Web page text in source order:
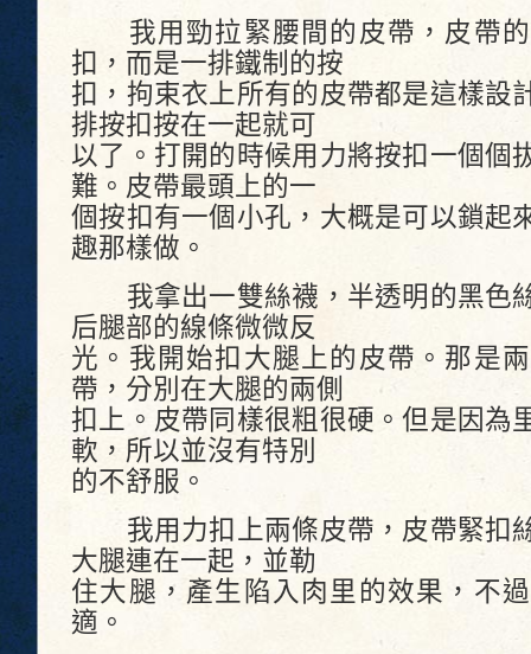
我用勁拉緊腰間的皮帶，皮帶的
扣，而是一排鐵制的按
扣，拘束衣上所有的皮帶都是這樣設
排按扣按在一起就可
以了。打開的時候用力將按扣一個個
難。皮帶最頭上的一
個按扣有一個小孔，大概是可以鎖起
趣那樣做。
我拿出一雙絲襪，半透明的黑色
后腿部的線條微微反
光。我開始扣大腿上的皮帶。那是
帶，分別在大腿的兩側
扣上。皮帶同樣很粗很硬。但是因為
軟，所以並沒有特別
的不舒服。
我用力扣上兩條皮帶，皮帶緊扣
大腿連在一起，並勒
住大腿，產生陷入肉里的效果，不
適。